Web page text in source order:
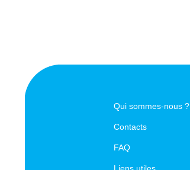
Qui sommes-nous ?
Contacts
FAQ